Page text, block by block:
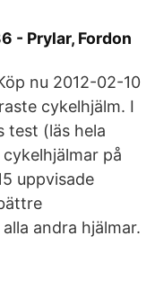
- Prylar, Fordon
nu 2012-02-10
cykelhjälm. I
test (läs hela
på
uppvisade
andra hjälmar.